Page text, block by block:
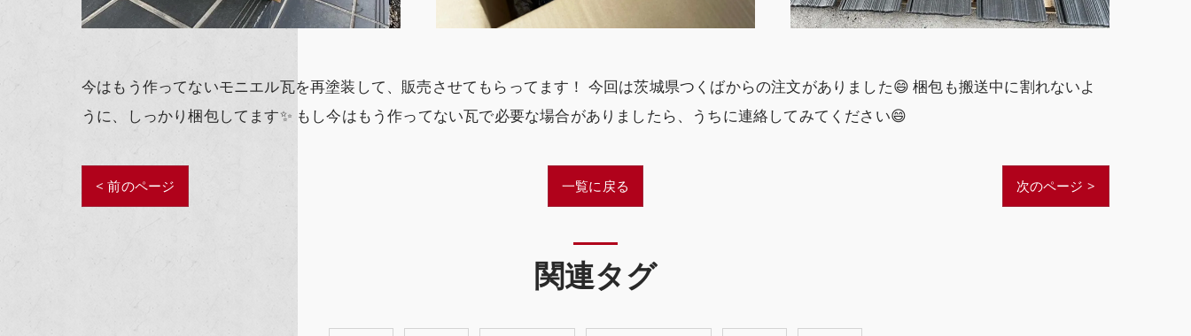
今はもう作ってないモニエル瓦を再塗装して、販売させてもらってます！ 今回は茨城県つくばからの注文がありました😄 梱包も搬送中に割れないよ
うに、しっかり梱包してます✨ もし今はもう作ってない瓦で必要な場合がありましたら、うちに連絡してみてください😄
< 前のページ 一覧に戻る 次のページ >
関連タグ